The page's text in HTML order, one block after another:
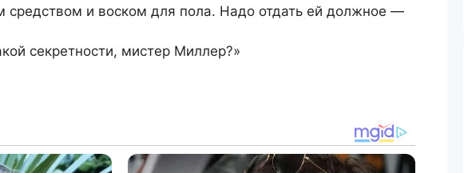
и воском для пола. Надо отдать ей должное —
секретности, мистер Миллер?»